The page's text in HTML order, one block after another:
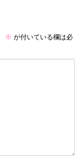
※ が付いている欄は必